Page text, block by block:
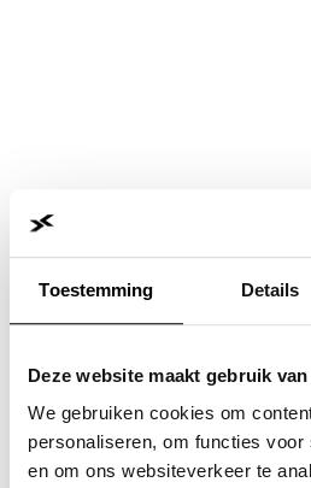
Toestemming Details
Deze website maakt gebruik
We gebruiken cookies om
personaliseren, om functies voor
en om ons websiteverkeer te